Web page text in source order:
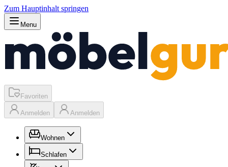
Zum Hauptinhalt springen
Menu
Favoriten
Anmelden Anmelden
Wohnen
Schlafen